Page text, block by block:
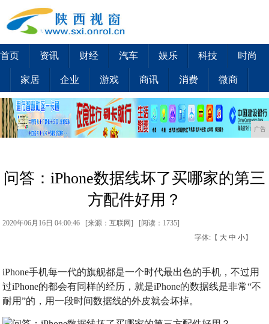
首页 资讯 财经 汽车 娱乐 科技 时尚
家居 企业 游戏 商讯 消费 微商
广告
问答：iPhone数据线坏了买哪家的第三
方配件好用？
2020年06月16日 04:00:46 [来源：互联网] [阅读：1735]
字体:【 大 中 小】
iPhone手机每一代的旗舰都是一个时代最出色的手机，不过用
过iPhone的都会有同样的经历，就是iPhone的数据线是非常“不
耐用”的，用一段时间数据线的外皮就会坏掉。